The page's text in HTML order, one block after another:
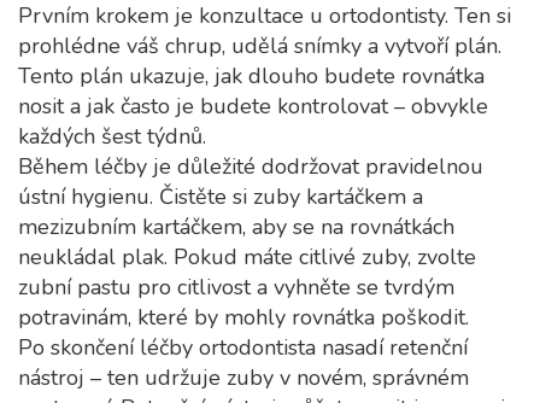
Prvním krokem je konzultace u ortodontisty. Ten si
prohlédne váš chrup, udělá snímky a vytvoří plán.
Tento plán ukazuje, jak dlouho budete rovnátka
nosit a jak často je budete kontrolovat – obvykle
každých šest týdnů.
Během léčby je důležité dodržovat pravidelnou
ústní hygienu. Čistěte si zuby kartáčkem a
mezizubním kartáčkem, aby se na rovnátkách
neukládal plak. Pokud máte citlivé zuby, zvolte
zubní pastu pro citlivost a vyhněte se tvrdým
potravinám, které by mohly rovnátka poškodit.
Po skončení léčby ortodontista nasadí retenční
nástroj – ten udržuje zuby v novém, správném